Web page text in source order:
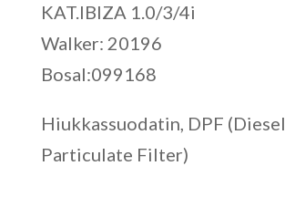
KAT.IBIZA 1.0/3/4i
Walker: 20196
Bosal:099168
Hiukkassuodatin, DPF (Diesel
Particulate Filter)